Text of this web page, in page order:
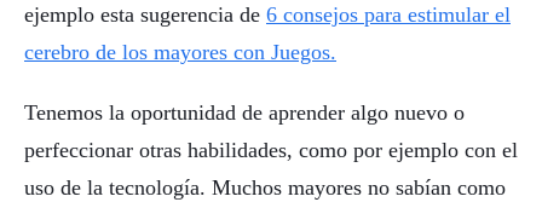
ejemplo esta sugerencia de 6 consejos para estimular el
cerebro de los mayores con Juegos.
Tenemos la oportunidad de aprender algo nuevo o
perfeccionar otras habilidades, como por ejemplo con el
uso de la tecnología. Muchos mayores no sabían como